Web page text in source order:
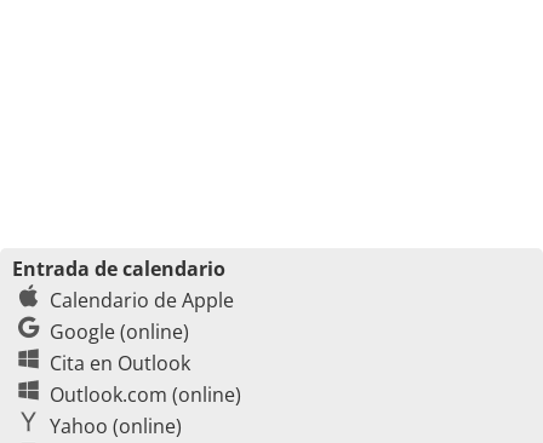
Entrada de calendario
Calendario de Apple
Google (online)
Cita en Outlook
Outlook.com (online)
Yahoo (online)